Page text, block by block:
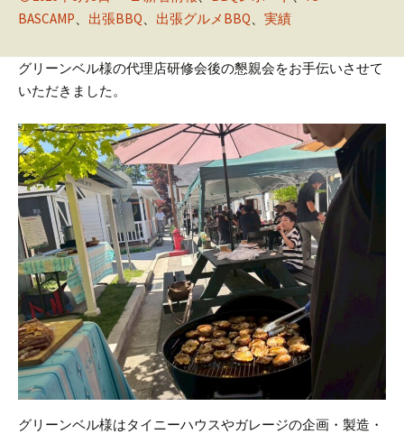
BASCAMP
出張BBQ 出張グルメBBQ 実績
グリーンベル様の代理店研修会後の懇親会をお手伝いさせて
いただきました。
グリーンベル様はタイニーハウスやガレージの企画・製造・